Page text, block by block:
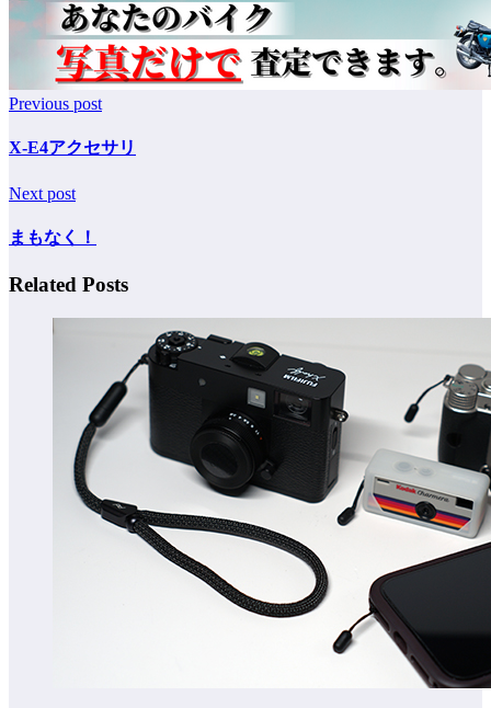
Previous post
X-E4アクセサリ
Next post
まもなく！
Related Posts